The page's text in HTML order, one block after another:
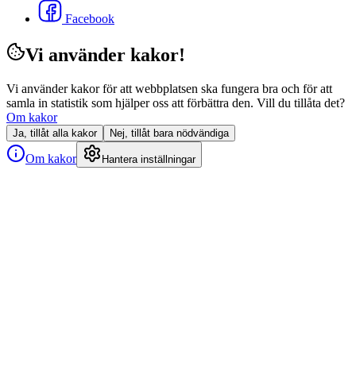
Facebook
Vi använder kakor!
Vi använder kakor för att webbplatsen ska fungera bra och för att
samla in statistik som hjälper oss att förbättra den. Vill du tillåta det?
Om kakor
Ja, tillåt alla kakor Nej, tillåt bara nödvändiga
Om kakor Hantera inställningar